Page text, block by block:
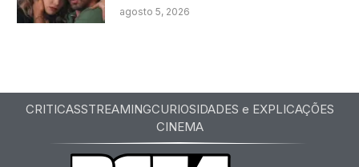
agosto 5, 2026
CRITICASSTREAMINGCURIOSIDADES e EXPLICAÇÕES
CINEMA